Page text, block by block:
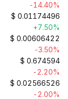
-14.40%
$ 0.01174496
+7.50%
$ 0.00606422
-3.50%
$ 0.674594
-2.20%
$ 0.02566526
-2.00%